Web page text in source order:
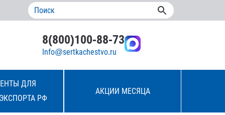
8(800)100-88-73
Info@sertkachestvo.ru
ДЛЯ
РФ
АКЦИИ МЕСЯЦА